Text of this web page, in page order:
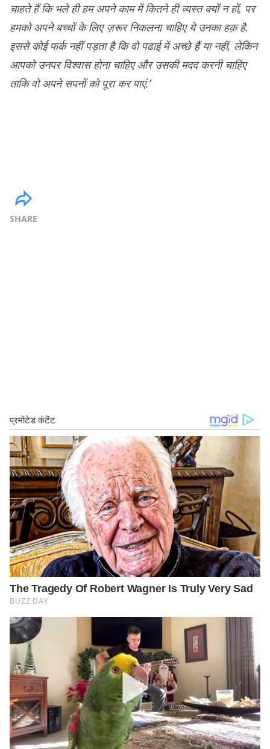
चाहते हैं कि भले ही हम अपने काम में कितने ही व्यस्त क्यों न हों, पर
हमको अपने बच्चों के लिए ज़रूर निकलना चाहिए ये उनका हक़ है.
इससे कोई फर्क नहीं पड़ता है कि वो पढाई में अच्छे हैं या नहीं, लेकिन
आपको उनपर विश्वास होना चाहिए और उसकी मदद करनी चाहिए
ताकि वो अपने सपनों को पूरा कर पाएं.’
SHARE